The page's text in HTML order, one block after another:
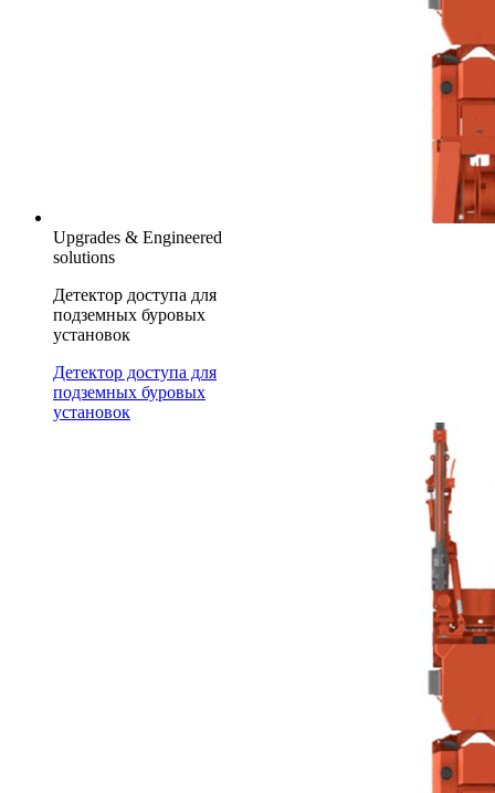
Upgrades & Engineered
solutions
Детектор доступа для
подземных буровых
установок
Детектор доступа для
подземных буровых
установок